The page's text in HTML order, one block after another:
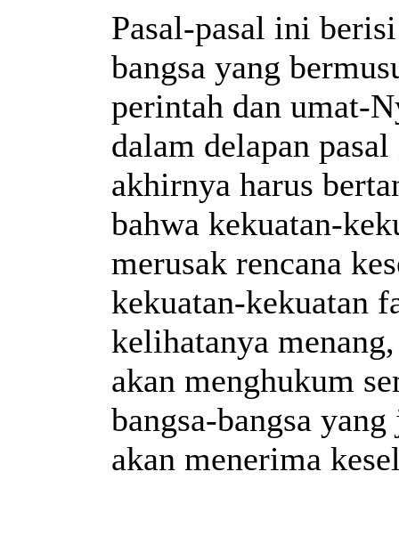
Pasal-pasal ini
bangsa yang
perintah dan umat-
dalam delapan
akhirnya harus
bahwa kekuatan-
merusak rencana
kekuatan-kekuatan
kelihatanya
akan menghukum
bangsa-bangsa
akan menerima